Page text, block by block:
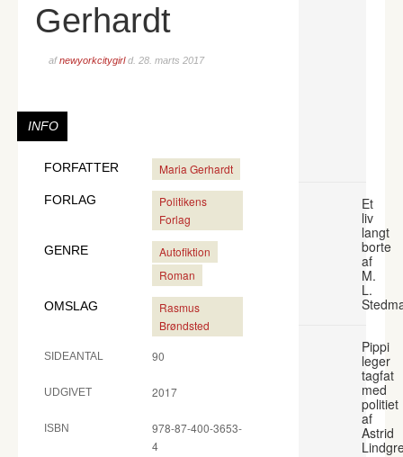
Gerhardt
afnewyorkcitygirld. 28. marts 2017
INFO
FORFATTER Maria Gerhardt
FORLAG
Politikens
Forlag
GENRE
Autofiktion
Roman
OMSLAG
Rasmus
Brøndsted
SIDEANTAL 90
UDGIVET 2017
ISBN
978-87-400-3653-
4
Et
liv
langt
borte
af
M.
L.
Pippi
leger
tagfat
med
politiet
af
Astrid